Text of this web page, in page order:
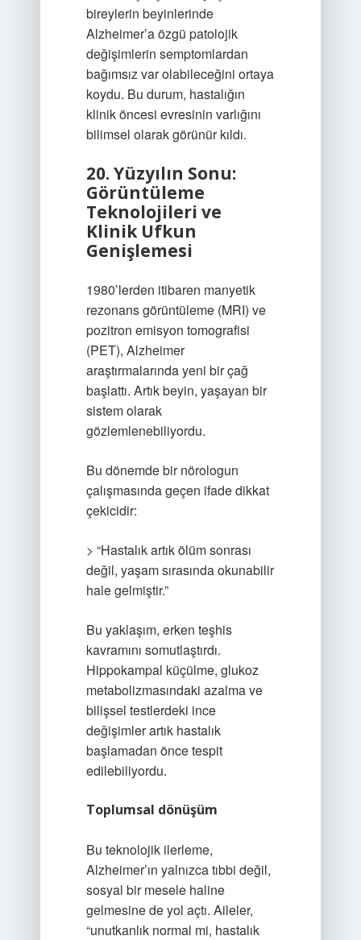
bireylerin beyinlerinde
Alzheimer’a özgü patolojik
değişimlerin semptomlardan
bağımsız var olabileceğini ortaya
koydu. Bu durum, hastalığın
klinik öncesi evresinin varlığını
bilimsel olarak görünür kıldı.
20. Yüzyılın Sonu:
Görüntüleme
Teknolojileri ve
Klinik Ufkun
Genişlemesi
1980’lerden itibaren manyetik
rezonans görüntüleme (MRI) ve
pozitron emisyon tomografisi
(PET), Alzheimer
araştırmalarında yeni bir çağ
başlattı. Artık beyin, yaşayan bir
sistem olarak
gözlemlenebiliyordu.
Bu dönemde bir nörologun
çalışmasında geçen ifade dikkat
çekicidir:
> “Hastalık artık ölüm sonrası
değil, yaşam sırasında okunabilir
hale gelmiştir.”
Bu yaklaşım, erken teşhis
kavramını somutlaştırdı.
Hippokampal küçülme, glukoz
metabolizmasındaki azalma ve
bilişsel testlerdeki ince
değişimler artık hastalık
başlamadan önce tespit
edilebiliyordu.
Toplumsal dönüşüm
Bu teknolojik ilerleme,
Alzheimer’ın yalnızca tıbbi değil,
sosyal bir mesele haline
gelmesine de yol açtı. Aileler,
“unutkanlık normal mi, hastalık